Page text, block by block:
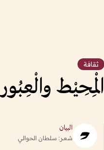
ثقافة
الْمِحِيْط والْعِبُور
البيان
شعــر: سلطان الحوالي